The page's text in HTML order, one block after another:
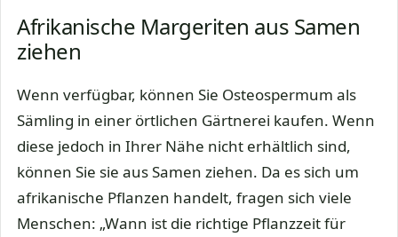
Afrikanische Margeriten aus Samen
ziehen
Wenn verfügbar, können Sie Osteospermum als
Sämling in einer örtlichen Gärtnerei kaufen. Wenn
diese jedoch in Ihrer Nähe nicht erhältlich sind,
können Sie sie aus Samen ziehen. Da es sich um
afrikanische Pflanzen handelt, fragen sich viele
Menschen: „Wann ist die richtige Pflanzzeit für